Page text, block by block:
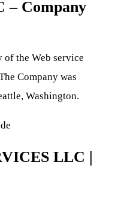
– Company
of the Web service
Company was
Washington.
LLC |